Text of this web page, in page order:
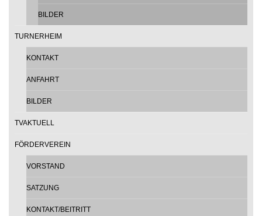
BILDER
TURNERHEIM
KONTAKT
ANFAHRT
BILDER
TVAKTUELL
FÖRDERVEREIN
VORSTAND
SATZUNG
KONTAKT/BEITRITT